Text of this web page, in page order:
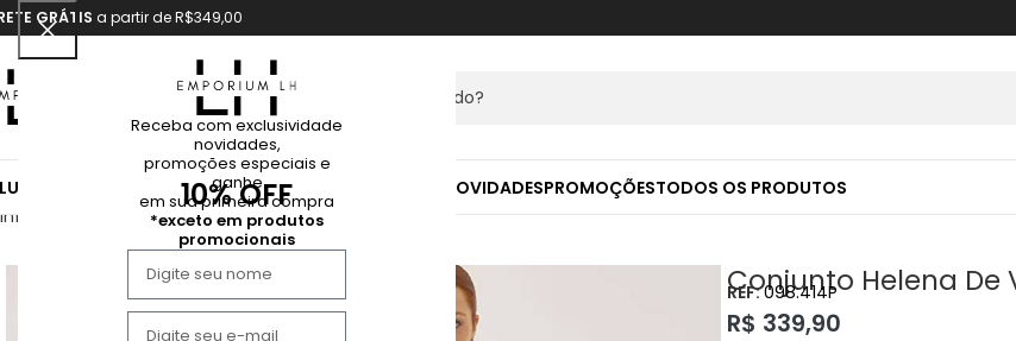
Receba com exclusividade
novidades,
promoções especiais e
ganhe
10% OFF
em sua primeira compra
*exceto em produtos
promocionais
GRÁTIS a partir de R$349,00
CONJUNTOSAIA NOVIDADESPROMOÇÕESTODOS OS PRODUTOS
Início
Conjunto Helena de viscose preto
ESGOTADO Conjunto Helena De
REF:098.414P
R$ 339,90